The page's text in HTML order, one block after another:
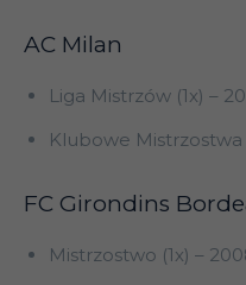
AC Milan
Liga Mistrzów (1x) –
Klubowe Mistrzostwa
FC Girondins
Mistrzostwo (1x) –